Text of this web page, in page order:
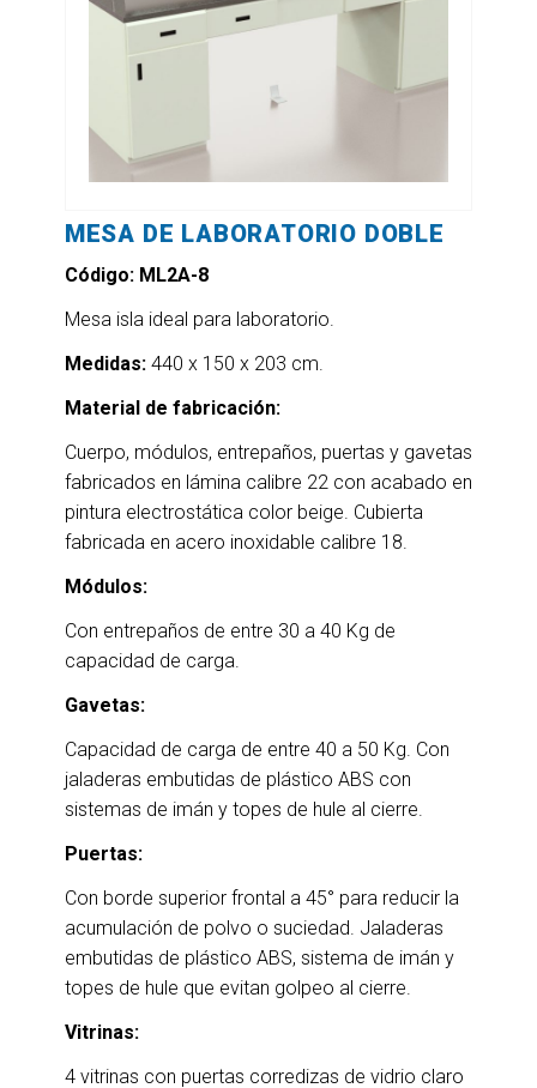
MESA DE LABORATORIO DOBLE
Código: ML2A-8
Mesa isla ideal para laboratorio.
Medidas:440 x 150 x 203 cm.
Material de fabricación:
Cuerpo, módulos, entrepaños, puertas y gavetas
fabricados en lámina calibre 22 con acabado en
pintura electrostática color beige. Cubierta
fabricada en acero inoxidable calibre 18.
Módulos:
Con entrepaños de entre 30 a 40 Kg de
capacidad de carga.
Gavetas:
Capacidad de carga de entre 40 a 50 Kg. Con
jaladeras embutidas de plástico ABS con
sistemas de imán y topes de hule al cierre.
Puertas:
Con borde superior frontal a 45° para reducir la
acumulación de polvo o suciedad. Jaladeras
embutidas de plástico ABS, sistema de imán y
topes de hule que evitan golpeo al cierre.
Vitrinas:
4 vitrinas con puertas corredizas de vidrio claro